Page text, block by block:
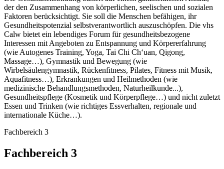
der den Zusammenhang von körperlichen, seelischen und sozialen
Faktoren berücksichtigt. Sie soll die Menschen befähigen, ihr
Gesundheitspotenzial selbstverantwortlich auszuschöpfen. Die vhs
Calw bietet ein lebendiges Forum für gesundheitsbezogene
Interessen mit Angeboten zu Entspannung und Körpererfahrung
(wie Autogenes Training, Yoga, Tai Chi Ch‘uan, Qigong,
Massage…), Gymnastik und Bewegung (wie
Wirbelsäulengymnastik, Rückenfitness, Pilates, Fitness mit Musik,
Aquafitness…), Erkrankungen und Heilmethoden (wie
medizinische Behandlungsmethoden, Naturheilkunde...),
Gesundheitspflege (Kosmetik und Körperpflege…) und nicht zuletzt
Essen und Trinken (wie richtiges Essverhalten, regionale und
internationale Küche…).
Fachbereich 3
Fachbereich 3